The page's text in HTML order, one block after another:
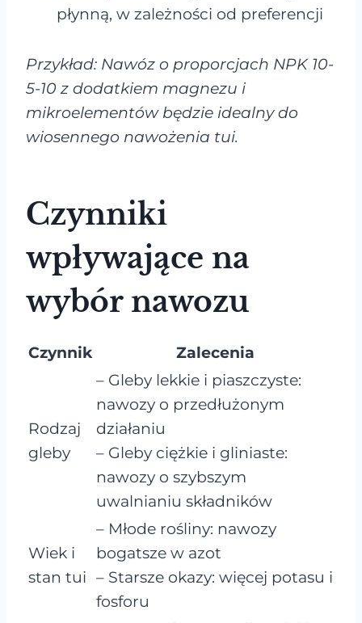
płynną, w zależności od preferencji
Przykład: Nawóz o proporcjach NPK 10-
5-10 z dodatkiem magnezu i
mikroelementów będzie idealny do
wiosennego nawożenia tui.
Czynniki
wpływające na
wybór nawozu
Czynnik Zalecenia
Rodzaj
gleby
– Gleby lekkie i piaszczyste:
nawozy o przedłużonym
działaniu
– Gleby ciężkie i gliniaste:
nawozy o szybszym
uwalnianiu składników
Wiek i
stan tui
– Młode rośliny: nawozy
bogatsze w azot
– Starsze okazy: więcej potasu i
fosforu